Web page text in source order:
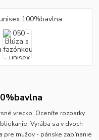
vrecko. Oceníte rozparky
Vyrába sa v dvoch
pre mužov - pánske zapínanie